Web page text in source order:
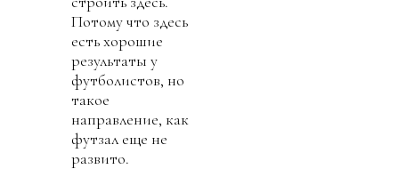
Потому что здесь
есть хорошие
результаты у
футболистов, но
такое
направление, как
футзал еще не
развито.